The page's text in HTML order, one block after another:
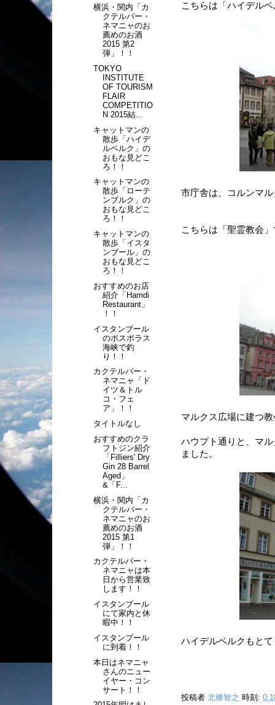
こちらは「ハイデル
市庁舎は、コルンマ
こちらは「聖霊教会
マルクス広場に建つ
ハウプト通りと、マ
ました。
ハイデルベルクもと
投稿者 北條智之 時刻:
横浜・関内「カ
クテルバー・
ネマニャのお
薦めのお酒
2015 第2
弾」！！
TOKYO
INSTITUTE
OF TOURISM
FLAIR
COMPETITIO
N 2015結...
キャットマンの
散歩「ハイデ
ルベルク」の
おもな見どこ
ろ！！
キャットマンの
散歩「ローテ
ンブルク」の
おもな見どこ
ろ！！
キャットマンの
散歩「イスタ
ンブール」の
おもな見どこ
ろ！！
おすすめのお店
紹介「Hamdi
Restaurant」
！！
イスタンブール
のボスポラス
海峡で釣
り！！
カクテルバー・
ネマニャ「ド
イツ＆トル
コ・フェ
ア」！！
タイトルなし
おすすめのクラ
フトジン紹介
「Filliers' Dry
Gin 28 Barrel
Aged」
&「F...
横浜・関内「カ
クテルバー・
ネマニャのお
薦めのお酒
2015 第1
弾」！！
カクテルバー・
ネマニャは本
日から営業致
します！！
イスタンブール
にて家内と休
暇中！！
イスタンブール
に到着！！
本日はネマニャ
さんのニュー
イヤー・コン
サート！！